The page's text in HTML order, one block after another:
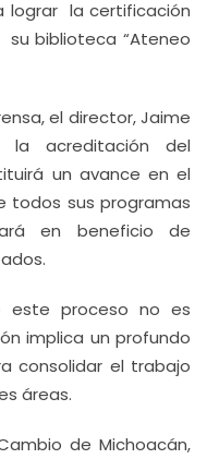
lograr la certificación
biblioteca “Ateneo
el director, Jaime
acreditación del
un avance en el
todos sus programas
en beneficio de
este proceso no es
implica un profundo
consolidar el trabajo
áreas.
de Michoacán,